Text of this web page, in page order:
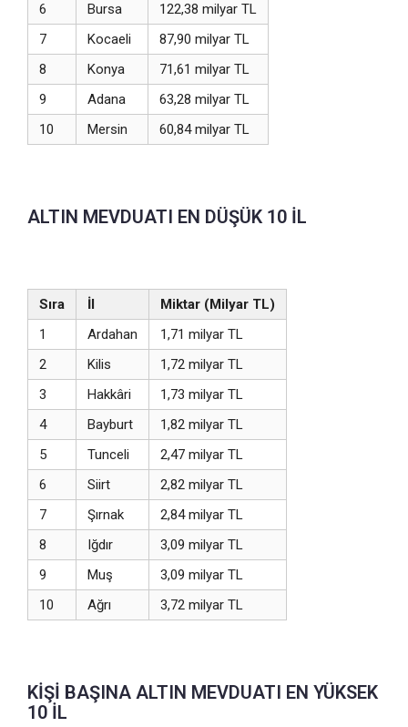
6
Bursa
122,38 milyar TL
7
Kocaeli
87,90 milyar TL
8
Konya
71,61 milyar TL
9
Adana
63,28 milyar TL
10
Mersin 60,84 milyar TL
ALTIN MEVDUATI EN DÜŞÜK 10 İL
Sıra İl
Miktar (Milyar TL)
1
Ardahan
1,71 milyar TL
2
Kilis
1,72 milyar TL
3
Hakkâri
1,73 milyar TL
4
Bayburt
1,82 milyar TL
5
Tunceli
2,47 milyar TL
6
Siirt
2,82 milyar TL
7
Şırnak
2,84 milyar TL
8
Iğdır
3,09 milyar TL
9
Muş
3,09 milyar TL
10
Ağrı 3,72 milyar TL
KİŞİ BAŞINA ALTIN MEVDUATI EN YÜKSEK
10 İL